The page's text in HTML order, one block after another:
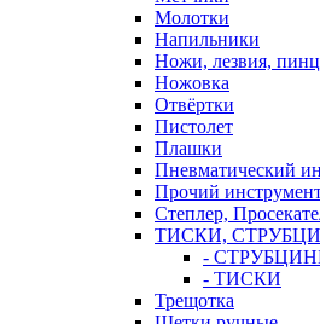
Молотки
Напильники
Ножи, лезвия,
Ножовка
Отвёртки
Пистолет
Плашки
Пневматический
Прочий
Степлер,
ТИСКИ,
-
- ТИСКИ
Трещотка